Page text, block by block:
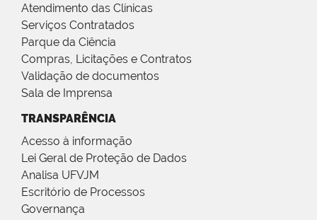
Atendimento das Clínicas
Serviços Contratados
Parque da Ciência
Compras, Licitações e Contratos
Validação de documentos
Sala de Imprensa
TRANSPARÊNCIA
Acesso à informação
Lei Geral de Proteção de Dados
Analisa UFVJM
Escritório de Processos
Governança